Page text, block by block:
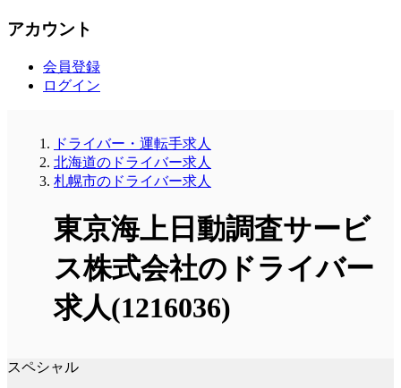
アカウント
会員登録
ログイン
ドライバー・運転手求人
北海道のドライバー求人
札幌市のドライバー求人
東京海上日動調査サービ
ス株式会社のドライバー
求人(1216036)
スペシャル